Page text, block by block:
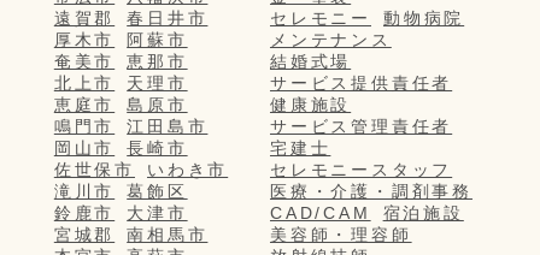
遠賀郡
春日井市
厚木市
阿蘇市
奄美市
恵那市
北上市
天理市
恵庭市
島原市
鳴門市
江田島市
岡山市
長崎市
佐世保市
いわき市
滝川市
葛飾区
鈴鹿市
大津市
宮城郡
南相馬市
セレモニー
動物病院
メンテナンス
結婚式場
サービス提供責任者
健康施設
サービス管理責任者
宅建士
セレモニースタッフ
医療・介護・調剤事務
CAD/CAM
宿泊施設
美容師・理容師